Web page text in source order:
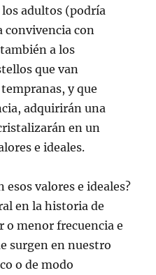
adultos (podría
convivencia con
a los
que van
y que
adquirirán una
en un
e ideales.
valores e ideales?
en la historia de
o menor frecuencia e
surgen en nuestro
o de modo